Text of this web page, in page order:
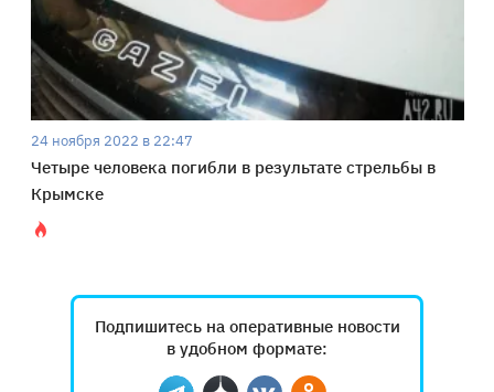
24 ноября 2022 в 22:47
Четыре человека погибли в результате стрельбы в
Крымске
Подпишитесь на оперативные новости
в удобном формате: